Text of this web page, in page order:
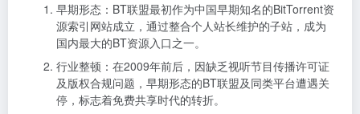
早期形态：BT联盟最初作为中国早期知名的BitTorrent资
源索引网站成立，通过整合个人站长维护的子站，成为
国内最大的BT资源入口之一。
行业整顿：在2009年前后，因缺乏视听节目传播许可证
及版权合规问题，早期形态的BT联盟及同类平台遭遇关
停，标志着免费共享时代的转折。